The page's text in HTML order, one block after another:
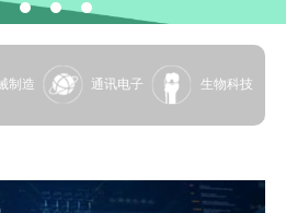
制造 通讯电子 生物科技